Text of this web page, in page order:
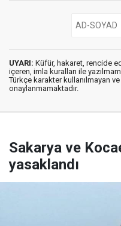
UYARI: Küfür, hakaret, rencide
içeren, imla kuralları ile
Türkçe karakter kullanılmayan
onaylanmamaktadır.
Sakarya ve
yasaklandı